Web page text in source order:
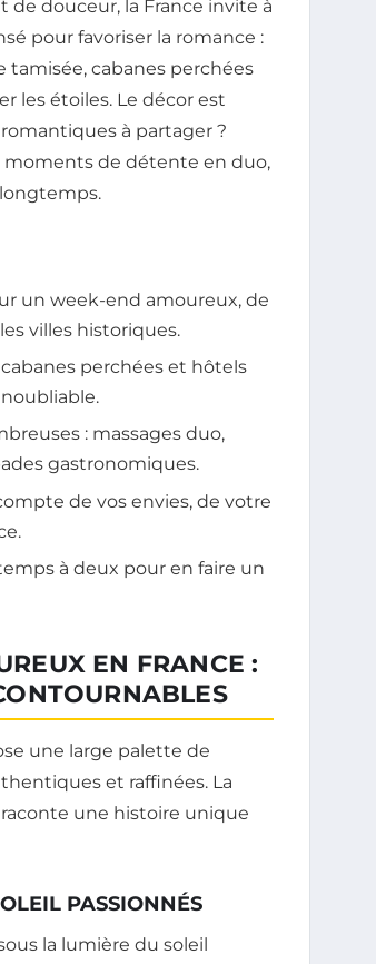
douceur, la France invite à
pour favoriser la romance :
tamisée, cabanes perchées
les étoiles. Le décor est
à partager ?
moments de détente en duo,
un week-end amoureux, de
villes historiques.
perchées et hôtels
: massages duo,
gastronomiques.
de vos envies, de votre
à deux pour en faire un
EN FRANCE :
une large palette de
et raffinées. La
une histoire unique
PASSIONNÉS
la lumière du soleil